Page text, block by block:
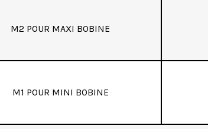
M2 POUR MAXI BOBINE
M1 POUR MINI BOBINE